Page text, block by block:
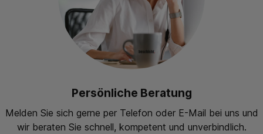
Persönliche Beratung
Melden Sie sich gerne per Telefon oder E-Mail bei uns und
wir beraten Sie schnell, kompetent und unverbindlich.